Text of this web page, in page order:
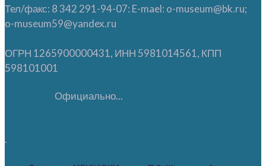
Тел/факс: 8 342 291-94-07: E-mael: o-museum@bk.ru;
o-museum59@yandex.ru
ОГРН 1265900000431, ИНН 5981014561, КПП
598101001
Официально...
.